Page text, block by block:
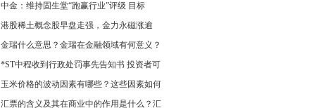
中金：维持固生堂“跑赢行业”评级 目标
港股稀土概念股早盘走强，金力永磁涨逾
金瑞什么意思？金瑞在金融领域有何意义？
*ST中程收到行政处罚事先告知书 投资者可
玉米价格的波动因素有哪些？这些因素如何
汇票的含义及其在商业中的作用是什么？汇